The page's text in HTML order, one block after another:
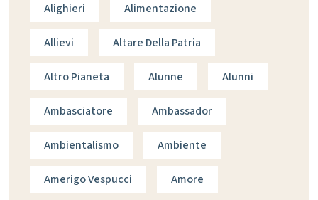
Alighieri Alimentazione
Allievi Altare Della Patria
Altro Pianeta Alunne Alunni
Ambasciatore Ambassador
Ambientalismo Ambiente
Amerigo Vespucci Amore